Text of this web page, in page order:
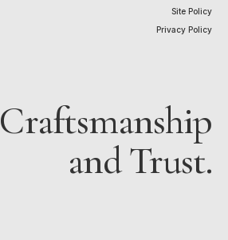
Site Policy
Privacy Policy
Craftsmanship
and Trust.